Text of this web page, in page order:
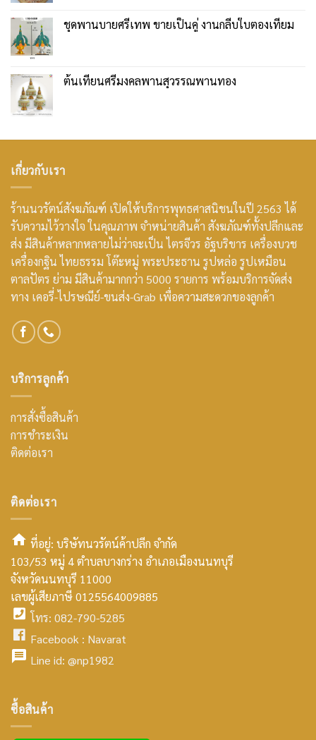
ชุดพานบายศรีเทพ ขายเป็นคู่ งานกลีบใบตองเทียม
ต้นเทียนศรีมงคลพานสุวรรณพานทอง
เกี่ยวกับเรา
ร้านนวรัตน์สังฆภัณฑ์ เปิดให้บริการพุทธศาสนิชนในปี 2563 ได้
รับความไว้วางใจ ในคุณภาพ จำหน่ายสินค้า สังฆภัณฑ์ทั้งปลีกและ
ส่ง มีสินค้าหลากหลายไม่ว่าจะเป็น ไตรจีวร อัฐบริขาร เครื่องบวช
เครื่องกฐิน ไทยธรรม โต๊ะหมู่ พระประธาน รูปหล่อ รูปเหมือน
ตาลปัตร ย่าม มีสินค้ามากกว่า 5000 รายการ พร้อมบริการจัดส่ง
ทาง เคอรี่-ไปรษณีย์-ขนส่ง-Grab เพื่อความสะดวกของลูกค้า
บริการลูกค้า
การสั่งซื้อสินค้า
การชำระเงิน
ติดต่อเรา
ติดต่อเรา
smt2
home
icon
ที่อยู่: บริษัทนวรัตน์ค้าปลีก จำกัด
103/53 หมู่ 4 ตำบลบางกร่าง อำเภอเมืองนนทบุรี
จังหวัดนนทบุรี 11000
เลขผู้เสียภาษี 0125564009885
facebook
icon
โทร: 082-790-5285
facebook
Facebook : Navarat
icon
Line id: @np1982
ซื้อสินค้า